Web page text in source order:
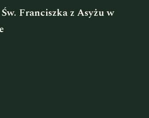
Franciszka z Asyżu w